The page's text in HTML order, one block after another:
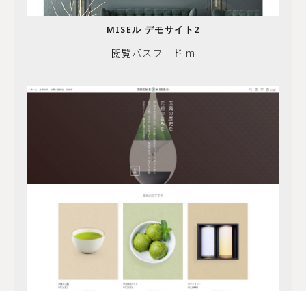
MISEル デモサイト2
閲覧パスワード:m